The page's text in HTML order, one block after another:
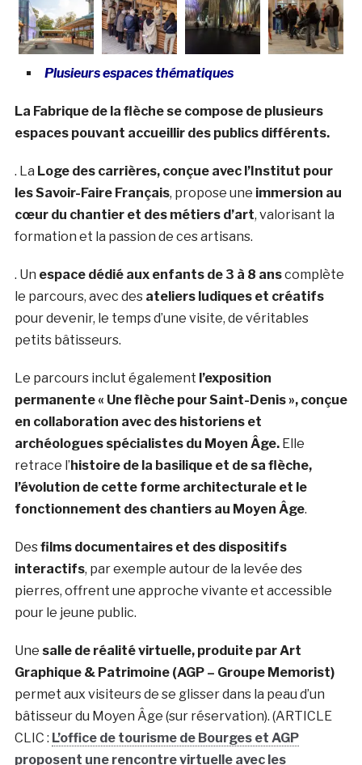
Plusieurs espaces thématiques
La Fabrique de la flèche se compose de plusieurs
espaces pouvant accueillir des publics différents.
. La Loge des carrières, conçue avec l’Institut pour
les Savoir-Faire Français, propose une immersion au
cœur du chantier et des métiers d’art, valorisant la
formation et la passion de ces artisans.
. Un espace dédié aux enfants de 3 à 8 anscomplète
le parcours, avec des ateliers ludiques et créatifs
pour devenir, le temps d’une visite, de véritables
petits bâtisseurs.
Le parcours inclut également l’exposition
permanente « Une flèche pour Saint-Denis », conçue
en collaboration avec des historiens et
archéologues spécialistes du Moyen Âge.Elle
retrace l’histoire de la basilique et de sa flèche,
l’évolution de cette forme architecturale et le
fonctionnement des chantiers au Moyen Âge.
Desfilms documentaires et des dispositifs
interactifs, par exemple autour de la levée des
pierres, offrent une approche vivante et accessible
pour le jeune public.
Une salle de réalité virtuelle, produite par Art
Graphique & Patrimoine (AGP – Groupe Memorist)
permet aux visiteurs de se glisser dans la peau d’un
bâtisseur du Moyen Âge (sur réservation). (ARTICLE
CLIC : L’office de tourisme de Bourges et AGP
proposent une rencontre virtuelle avec les